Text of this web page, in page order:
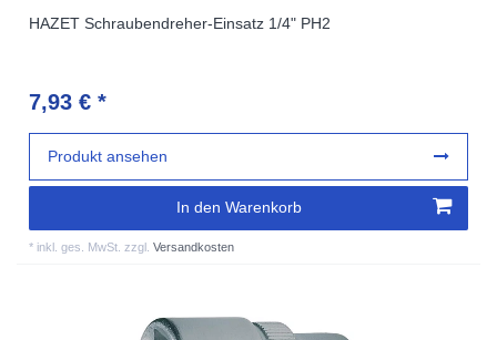
HAZET Schraubendreher-Einsatz 1/4" PH2
7,93 € *
In den Warenkorb
* inkl. ges. MwSt. zzgl.Versandkosten
Produkt ansehen